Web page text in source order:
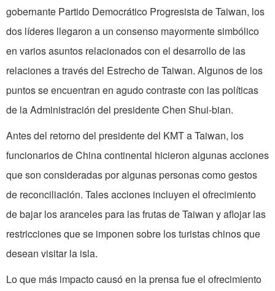
gobernante Partido Democrático Progresista de Taiwan, los
dos líderes llegaron a un consenso mayormente simbólico
en varios asuntos relacionados con el desarrollo de las
relaciones a través del Estrecho de Taiwan. Algunos de los
puntos se encuentran en agudo contraste con las políticas
de la Administración del presidente Chen Shui-bian.
Antes del retorno del presidente del KMT a Taiwan, los
funcionarios de China continental hicieron algunas acciones
que son consideradas por algunas personas como gestos
de reconciliación. Tales acciones incluyen el ofrecimiento
de bajar los aranceles para las frutas de Taiwan y aflojar las
restricciones que se imponen sobre los turistas chinos que
desean visitar la isla.
Lo que más impacto causó en la prensa fue el ofrecimiento